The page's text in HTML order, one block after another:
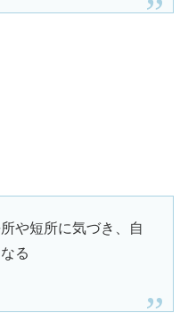
や短所に気づき、自
る